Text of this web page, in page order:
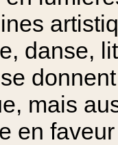
danse,
mais
en